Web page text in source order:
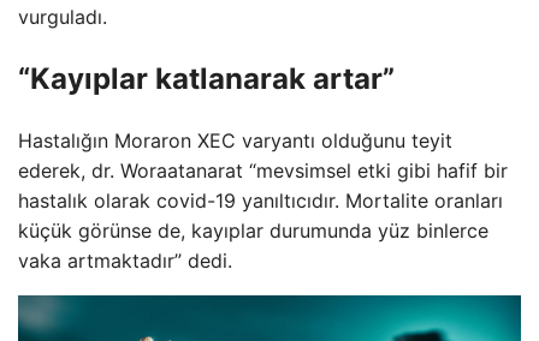
vurguladı.
“Kayıplar katlanarak artar”
Hastalığın Moraron XEC varyantı olduğunu teyit
ederek, dr. Woraatanarat “mevsimsel etki gibi hafif bir
hastalık olarak covid-19 yanıltıcıdır. Mortalite oranları
küçük görünse de, kayıplar durumunda yüz binlerce
vaka artmaktadır” dedi.